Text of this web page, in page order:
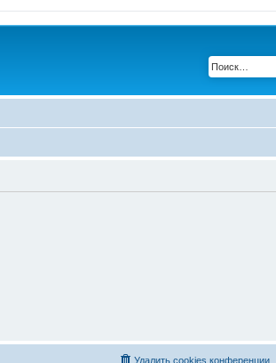
Удалить cookies конференции